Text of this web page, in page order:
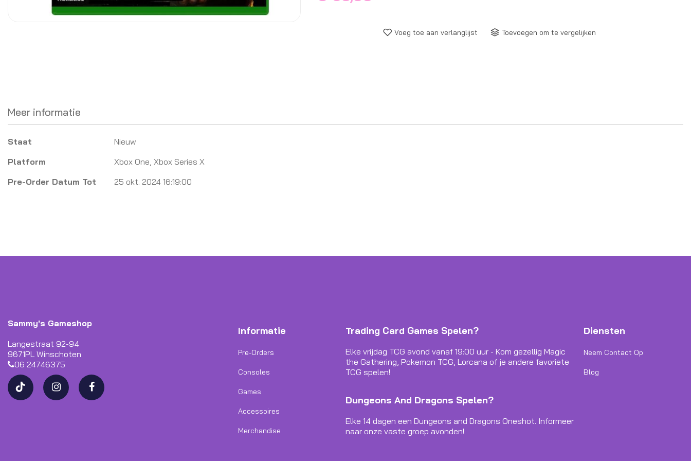
Voeg toe aan verlanglijst Toevoegen om te vergelijken
Meer informatie
Meer
Staat
Nieuw
Platform
Xbox One, Xbox Series X
Pre-Order Datum Tot
25 okt. 2024 16:19:00
Sammy's Gameshop
Langestraat 92-94
9671PL Winschoten
06 24746375
Informatie
Pre-Orders
Consoles
Games
Accessoires
Merchandise
Trading Card Games Spelen?
Elke vrijdag TCG avond vanaf 19:00 uur - Kom gezellig Magic
the Gathering, Pokemon TCG, Lorcana of je andere favoriete
TCG spelen!
Dungeons And Dragons Spelen?
Elke 14 dagen een Dungeons and Dragons Oneshot. Informeer
naar onze vaste groep avonden!
Diensten
Neem Contact Op
Blog